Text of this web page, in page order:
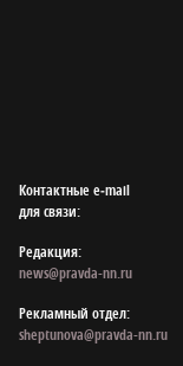
Контактные e‑mail
для связи:
Редакция:
news@pravda-nn.ru
Рекламный отдел:
sheptunova@pravda-nn.ru